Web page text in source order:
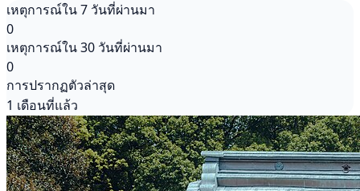
เหตุการณ์ใน 7 วันที่ผ่านมา
0
เหตุการณ์ใน 30 วันที่ผ่านมา
0
การปรากฏตัวล่าสุด
1 เดือนที่แล้ว